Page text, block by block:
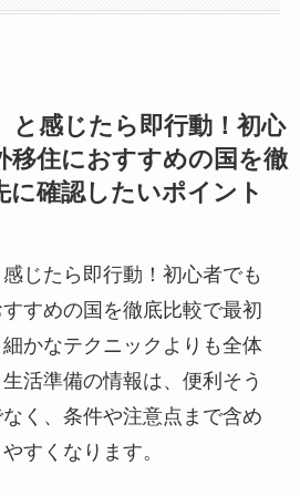
と感じたら即行動！初心
移住におすすめの国を徹
に確認したいポイント
感じたら即行動！初心者でも
すめの国を徹底比較で最初
かなテクニックよりも全体
活準備の情報は、便利そう
く、条件や注意点まで含め
すくなります。